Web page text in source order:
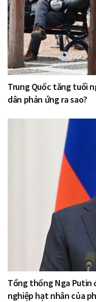
Trung Quốc tăng tuổi
dân phản ứng ra sao?
Tổng thống Nga Putin
nghiệp hạt nhân của